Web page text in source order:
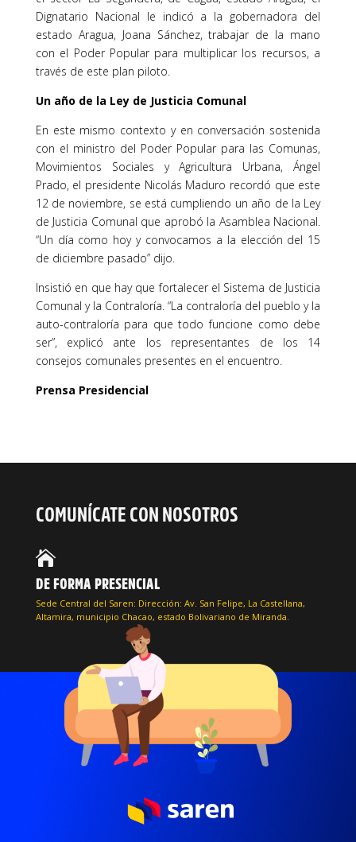
Dignatario Nacional le indicó a la gobernadora del
estado Aragua, Joana Sánchez, trabajar de la mano
con el Poder Popular para multiplicar los recursos, a
través de este plan piloto.
Un año de la Ley de Justicia Comunal
En este mismo contexto y en conversación sostenida
con el ministro del Poder Popular para las Comunas,
Movimientos Sociales y Agricultura Urbana, Ángel
Prado, el presidente Nicolás Maduro recordó que este
12 de noviembre, se está cumpliendo un año de la Ley
de Justicia Comunal que aprobó la Asamblea Nacional.
“Un día como hoy y convocamos a la elección del 15
de diciembre pasado” dijo.
Insistió en que hay que fortalecer el Sistema de Justicia
Comunal y la Contraloría. “La contraloría del pueblo y la
auto-contraloría para que todo funcione como debe
ser”, explicó ante los representantes de los 14
consejos comunales presentes en el encuentro.
Prensa Presidencial
COMUNÍCATE CON NOSOTROS

DE FORMA PRESENCIAL
Sede Central del Saren: Dirección: Av. San Felipe, La Castellana,
Altamira, municipio Chacao, estado Bolivariano de Miranda.